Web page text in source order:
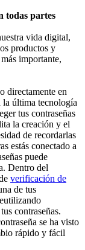
todas partes
vida digital,
productos y
importante,
directamente en
última tecnología
tus contraseñas
la creación y el
de recordarlas
estás conectado a
puede
Dentro del
verificación de
de tus
contraseñas.
se ha visto
rápido y fácil